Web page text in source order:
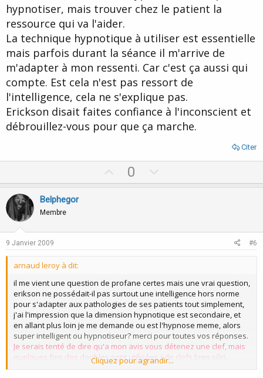
hypnotiser, mais trouver chez le patient la
ressource qui va l'aider.
La technique hypnotique à utiliser est essentielle
mais parfois durant la séance il m'arrive de
m'adapter à mon ressenti. Car c'est ça aussi qui
compte. Est cela n'est pas ressort de
l'intelligence, cela ne s'explique pas.
Erickson disait faites confiance à l'inconscient et
débrouillez-vous pour que ça marche.
Citer
p
t
0
o
v
Belphegor
Membre
9 Janvier 2009 #6
arnaud leroy à dit:
il me vient une question de profane certes mais une vrai question,
erikson ne possédait-il pas surtout une intelligence hors norme
pour s'adapter aux pathologies de ses patients tout simplement,
j'ai l'impression que la dimension hypnotique est secondaire, et
en allant plus loin je me demande ou est l'hypnose meme, alors
super intelligent ou hypnotiseur? merci pour toutes vos réponses.
Je serais tenté de dire qu'a mon avis vous détenez une clef, mais
quelques fois des doubles sont utilisées ( de clefs bien sûr).
Cliquez pour agrandir...